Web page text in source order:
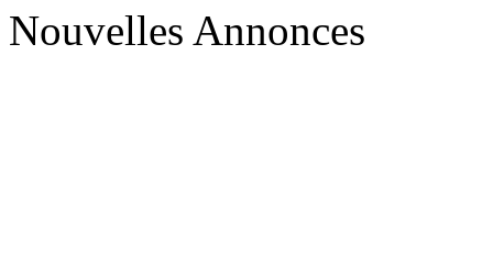
Nouvelles Annonces